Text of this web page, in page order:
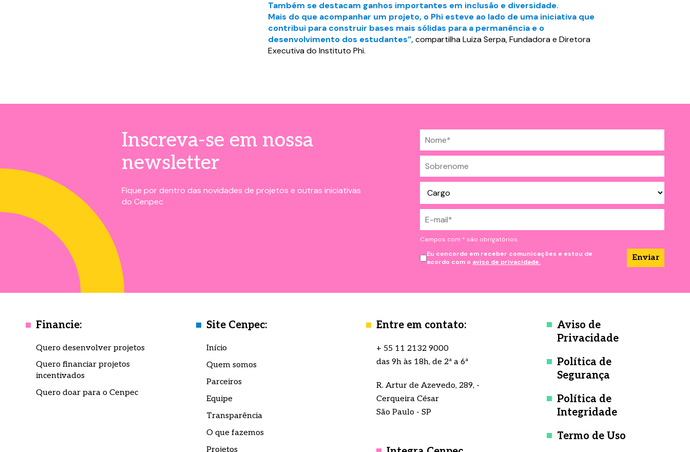
Também se destacam ganhos importantes em inclusão e diversidade.
Mais do que acompanhar um projeto, o Phi esteve ao lado de uma iniciativa que
contribui para construir bases mais sólidas para a permanência e o
desenvolvimento dos estudantes”,compartilha Luiza Serpa, Fundadora e Diretora
Executiva do Instituto Phi.
Inscreva-se em nossa
newsletter
Fique por dentro das novidades de projetos e outras iniciativas
do Cenpec
Campos com * são obrigatórios.
Eu concordo em receber comunicações e estou de
acordo com o aviso de privacidade.
Financie:
Quero desenvolver projetos
Quero financiar projetos
incentivados
Quero doar para o Cenpec
Site Cenpec:
Início
Quem somos
Parceiros
Equipe
Transparência
O que fazemos
Projetos
Entre em contato:
+ 55 11 2132 9000
das 9h às 18h, de 2ª a 6ª
R. Artur de Azevedo, 289, -
Cerqueira César
São Paulo - SP
Aviso de
Privacidade
Política de
Segurança
Política de
Integridade
Termo de Uso